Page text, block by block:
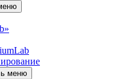
меню